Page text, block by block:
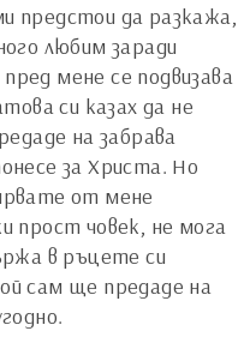
предстои да разкажа,
любим заради
мене се подвизава
си казах да не
на забрава
за Христа. Но
от мене
прост човек, не мога
в ръцете си
сам ще предаде на